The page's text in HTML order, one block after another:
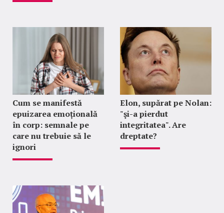
Cum se manifestă
epuizarea emoțională
în corp: semnale pe
care nu trebuie să le
ignori
Elon, supărat pe Nolan:
"şi-a pierdut
integritatea". Are
dreptate?